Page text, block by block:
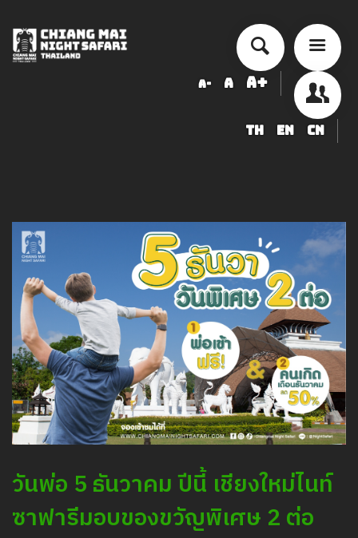
A- A A+
TH EN CN
ール
ข้อมูลสัตว์ในเชียงใหม่ไนท์ซาฟารี
調達
求人募集のお知らせ
LOGIN
วันพ่อ 5 ธันวาคม ปีนี้ เชียงใหม่ไนท์
ซาฟารีมอบของขวัญพิเศษ 2 ต่อ